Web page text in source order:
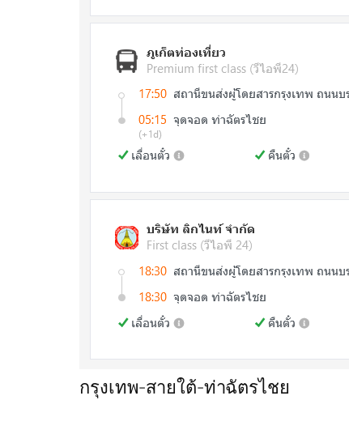
กรุงเทพ-สายใต้-ท่าฉัตรไชย